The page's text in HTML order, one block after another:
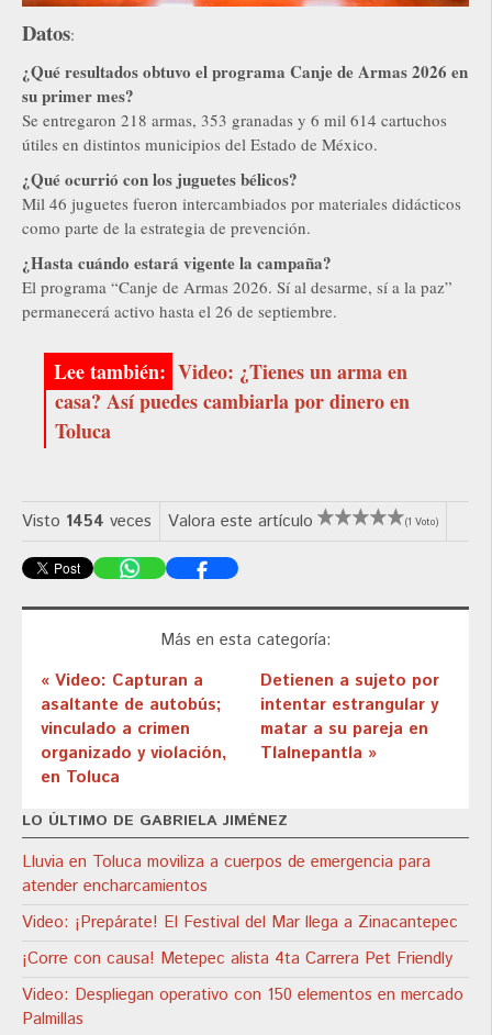
Datos:
¿Qué resultados obtuvo el programa Canje de Armas 2026 en
su primer mes?
Se entregaron 218 armas, 353 granadas y 6 mil 614 cartuchos
útiles en distintos municipios del Estado de México.
¿Qué ocurrió con los juguetes bélicos?
Mil 46 juguetes fueron intercambiados por materiales didácticos
como parte de la estrategia de prevención.
¿Hasta cuándo estará vigente la campaña?
El programa “Canje de Armas 2026. Sí al desarme, sí a la paz”
permanecerá activo hasta el 26 de septiembre.
Video: ¿Tienes un arma en
casa? Así puedes cambiarla por dinero en
Toluca
Visto 1454 veces Valora este artículo (1 Voto)
Más en esta categoría:
« Video: Capturan a
asaltante de autobús;
vinculado a crimen
organizado y violación,
en Toluca
Detienen a sujeto por
intentar estrangular y
matar a su pareja en
Tlalnepantla »
LO ÚLTIMO DE GABRIELA JIMÉNEZ
Lluvia en Toluca moviliza a cuerpos de emergencia para
atender encharcamientos
Video: ¡Prepárate! El Festival del Mar llega a Zinacantepec
¡Corre con causa! Metepec alista 4ta Carrera Pet Friendly
Video: Despliegan operativo con 150 elementos en mercado
Palmillas